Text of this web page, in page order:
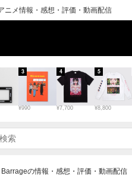
ニメ情報・感想・評価・動画配信
¥990
3
¥7,700
4
¥8,800
5
の情報・感想・評価・動画配信